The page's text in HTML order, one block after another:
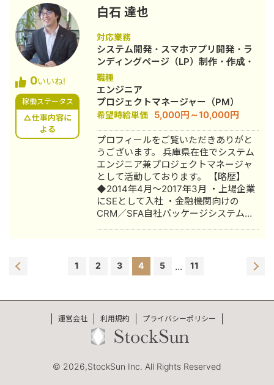
株式会社FIXER／株式会社STYLY／株
式会社フライヤー／株式会社
CyberV（現在なし）／株式会社VR
Agent（現在なし） 他 【取引銀行】
みずほ銀行／西武信用金庫
験してきました。 また、フロントエン
ドに加えて、バックエンド・インフ
ラ・SRE領域まで担当範囲を広げてお
り、TypeScript を軸に API 開発、DB
設計、Docker を用いた開発・本番実行
環境の整備、CI/CD 構築、監視・バッ
クアップ・運用改善まで一貫して対応
しています。さらに、React Native を
用いたモバイルアプリ開発にも対応可
能で、Web とモバイルを横断した開発
が行えます。 特に、オンプレミス1台サ
ーバ上で稼働する受発注システムにお
いては、NestJS / PostgreSQL / Nginx
/ Docker Compose / GitHub Actions /
AWSを用いた API・DB・リバースプロ
キシ・継続デプロイ基盤の設計、構
築、運用改善を担当し、障害対応やド
キュメント整備を通じて、属人化しに
くい運用体制づくりを進めてきまし
がら開発を進めることを得意としてお
り、要件や制約に応じて必要な技術を
現実的に成立する形へ落とし込むこと
ができます。多様なライブラリや技術
スタックをプロジェクト特性に応じて
使い分けてきた経験があり、未経験の
技術領域でも短期間でキャッチアップ
して実務に活かせることを強みとして
います。 開発以外では、新卒採用にお
0いいね!
稼働ステータス
△仕事内容に
よる
白石 達也
対応業務
システム開発・スマホアプリ開発・ラ
ンディングページ（LP）制作・作成・
ホームページ制作・作成
職種
エンジニア
プロジェクトマネージャー（PM）
希望時給単価 5,000円～10,000円
プロフィールをご覧いただきありがと
うございます。 兵庫県在住でシステム
エンジニア兼プロジェクトマネージャ
として活動しております。 【略歴】
◆2014年4月～2017年3月 ・上場企業
にSEとして入社 ・金融機関向けの
CRM／SFA自社パッケージシステムの
・同事業内のSalesforce版の新製品開
発部署へ異動 ・後にメガバンク2行へ
2024年6月 ・自社パッケージの新規導
入／既存改修PRJでプロジェクトリー
ダー兼プロジェクトマネージャを担当
◆2024年7月～現在 ・フリーランスと
して活動 【実績】 ・マネジメントした
PRJは50件以上 ・担当したPRJのうち
約90％が計画利益率からの乖離10％以
1 2 3 4 5 ... 11
運営会社 利用規約 プライバシーポリシー
© 2026,StockSun Inc. All Rights Reserved